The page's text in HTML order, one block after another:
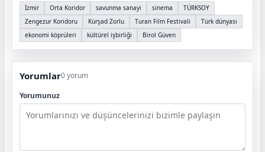
İzmir Orta Koridor savunma sanayi sinema
TÜRKSOY
Zengezur Koridoru
Kürşad Zorlu Turan Film Festivali
Türk dünyası
ekonomi köprüleri
kültürel işbirliği Birol Güven
Yorumlar0 yorum
Yorumunuz